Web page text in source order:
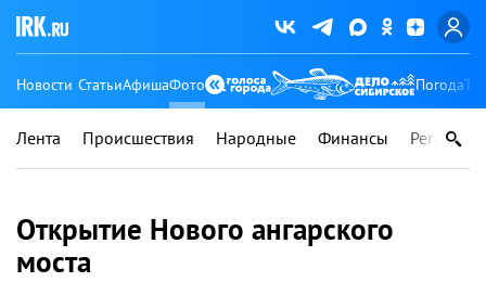
Новости СтатьиАфишаФото Погода
Лента Происшествия Народные Финансы Регионы
Открытие Нового ангарского
моста